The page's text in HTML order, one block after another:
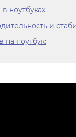
ноутбуках
и
на ноутбук: